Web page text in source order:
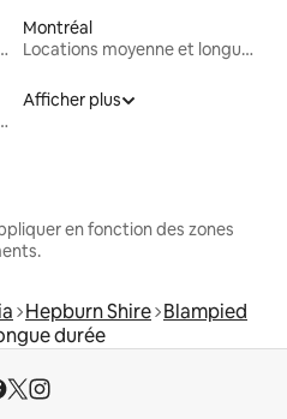
longue durée
Montréal
Locations moyenne et longue durée
longue durée
Afficher plus
en fonction des zones
Hepburn Shire Blampied
durée